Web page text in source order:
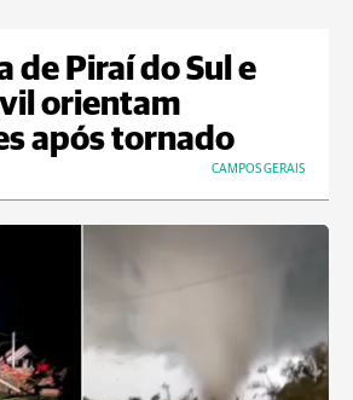
de Piraí do Sul e
orientam
após tornado
CAMPOS GERAIS